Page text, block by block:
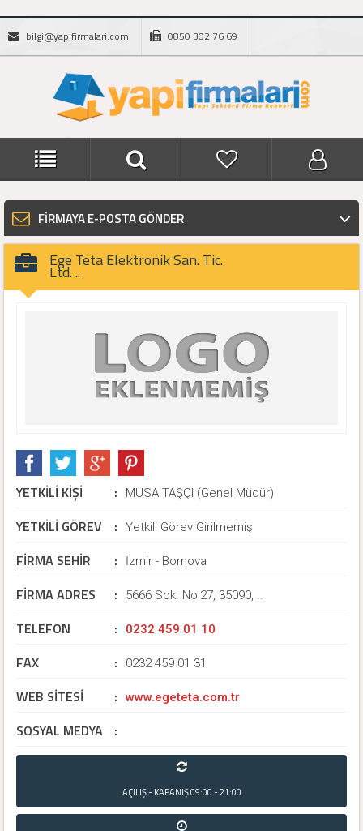
bilgi@yapifirmalari.com 0850 302 76 69
FİRMAYA E-POSTA GÖNDER
Ege Teta Elektronik San. Tic.
Ltd. ..
YETKİLİ KİŞİ : MUSA TAŞÇI (Genel Müdür)
YETKİLİ GÖREV : Yetkili Görev Girilmemiş
FİRMA SEHİR : İzmir - Bornova
FİRMA ADRES : 5666 Sok. No:27, 35090, ..
TELEFON : 0232 459 01 10
FAX : 0232 459 01 31
WEB SİTESİ : www.egeteta.com.tr
SOSYAL MEDYA :
AÇILIŞ - KAPANIŞ09:00 - 21:00